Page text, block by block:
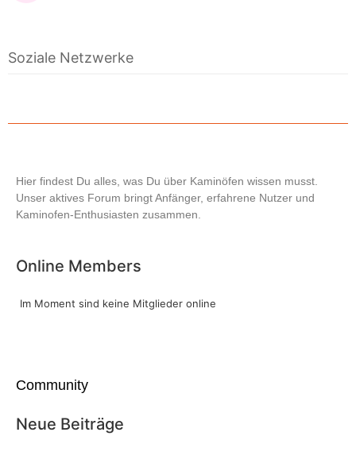
Soziale Netzwerke
Hier findest Du alles, was Du über Kaminöfen wissen musst.
Unser aktives Forum bringt Anfänger, erfahrene Nutzer und
Kaminofen-Enthusiasten zusammen.
Online Members
Im Moment sind keine Mitglieder online
Community
Neue Beiträge